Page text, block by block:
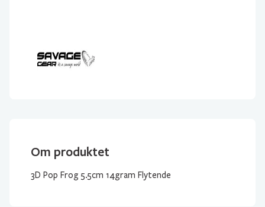
Om produktet
3D Pop Frog 5.5cm 14gram Flytende